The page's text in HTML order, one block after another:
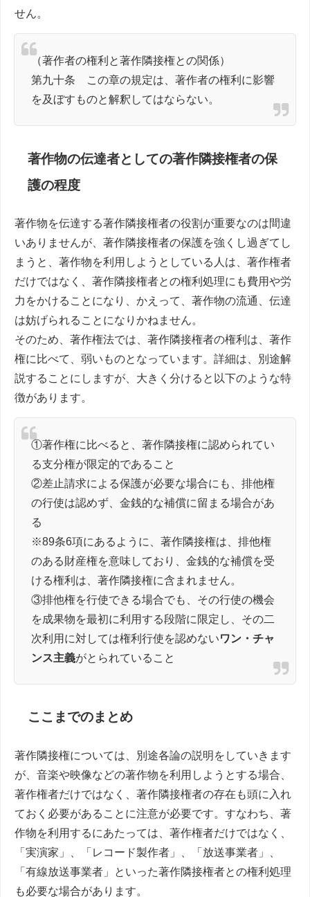
せん。
（著作者の権利と著作隣接権との関係）
第九十条 この章の規定は、著作者の権利に影響
を及ぼすものと解釈してはならない。
著作物の伝達者としての著作隣接権者の保
護の程度
著作物を伝達する著作隣接権者の役割が重要なのは間違
いありませんが、著作隣接権者の保護を強くし過ぎてし
まうと、著作物を利用しようとしている人は、著作権者
だけではなく、著作隣接権者との権利処理にも費用や労
力をかけることになり、かえって、著作物の流通、伝達
は妨げられることになりかねません。
そのため、著作権法では、著作隣接権者の権利は、著作
権に比べて、弱いものとなっています。詳細は、別途解
説することにしますが、大きく分けると以下のような特
徴があります。
①著作権に比べると、著作隣接権に認められてい
る支分権が限定的であること
②差止請求による保護が必要な場合にも、排他権
の行使は認めず、金銭的な補償に留まる場合があ
る
※89条6項にあるように、著作隣接権は、排他権
のある財産権を意味しており、金銭的な補償を受
ける権利は、著作隣接権に含まれません。
③排他権を行使できる場合でも、その行使の機会
を成果物を最初に利用する段階に限定し、その二
次利用に対しては権利行使を認めないワン・チャ
ンス主義がとられていること
ここまでのまとめ
著作隣接権については、別途各論の説明をしていきます
が、音楽や映像などの著作物を利用しようとする場合、
著作権者だけではなく、著作隣接権者の存在も頭に入れ
ておく必要があることに注意が必要です。すなわち、著
作物を利用するにあたっては、著作権者だけではなく、
「実演家」、「レコード製作者」、「放送事業者」、
「有線放送事業者」といった著作隣接権者との権利処理
も必要な場合があります。